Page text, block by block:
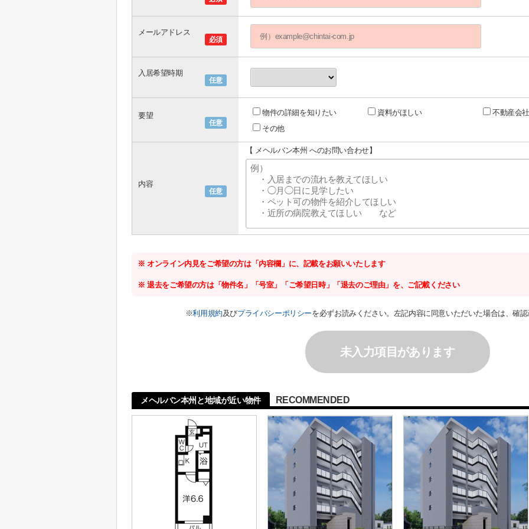
必須
メールアドレス
任意
入居希望時期
任意
要望 物件の詳細を知りたい 資料がほしい
不動産会
その他
任意
内容
【 メヘルバン本州 へのお問い合わせ】
※ オンライン内見をご希望の方は「内容欄」に、記載をお願いいたします
※ 退去をご希望の方は「物件名」「号室」「ご希望日時」「退去のご理由」を、ご記載ください
※利用規約及びプライバシーポリシーを必ずお読みください。左記内容に同意いただいた場合は、確認
未入力項目があります
メヘルバン本州と地域が近い物件 RECOMMENDED